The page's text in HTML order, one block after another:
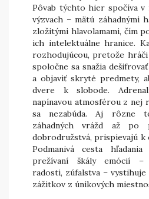
Pôvab týchto hier spočíva v
výzvach – mätú záhadnými
zložitými hlavolamami, čím
ich intelektuálne hranice.
rozhodujúcou, pretože
spoločne sa snažia
a objaviť skryté predmety,
dvere k slobode.
napínavou atmosférou z nej
sa nezabúda. Aj rôzne
záhadných vrážd až po
dobrodružstvá, prispievajú
Podmanivá cesta
prežívaní škály emócií –
radosti, zúfalstva –
zážitkov z únikových